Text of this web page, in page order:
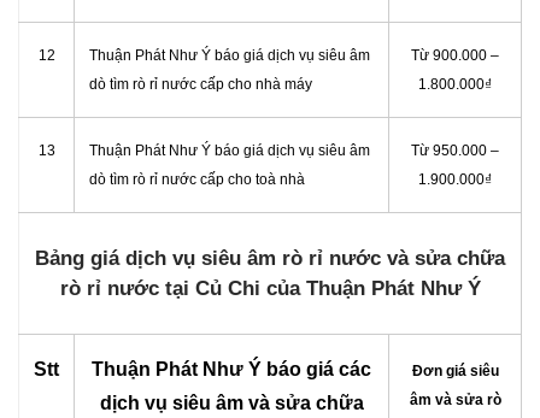
12
Thuận Phát Như Ý báo giá dịch vụ siêu âm
dò tìm rò rỉ nước cấp cho nhà máy
Từ 900.000 –
1.800.000₫
13
Thuận Phát Như Ý báo giá dịch vụ siêu âm
dò tìm rò rỉ nước cấp cho toà nhà
Từ 950.000 –
1.900.000₫
Bảng giá dịch vụ siêu âm rò rỉ nước và sửa chữa
rò rỉ nước tại Củ Chi của Thuận Phát Như Ý
Stt
Thuận Phát Như Ý báo giá các
dịch vụ siêu âm và sửa chữa
Đơn giá siêu
âm và sửa rò